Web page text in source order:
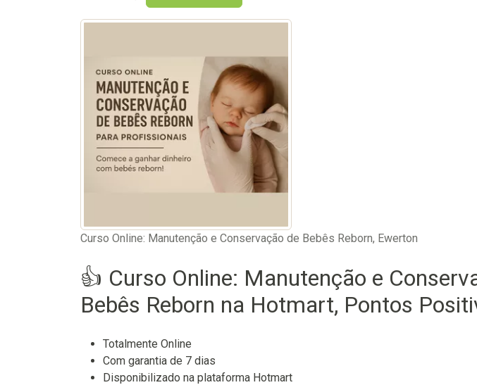
Curso Online: Manutenção e Conservação de Bebês Reborn, Ewerton
👍 Curso Online: Manutenção e
Bebês Reborn na Hotmart, Pontos
Totalmente Online
Com garantia de 7 dias
Disponibilizado na plataforma Hotmart